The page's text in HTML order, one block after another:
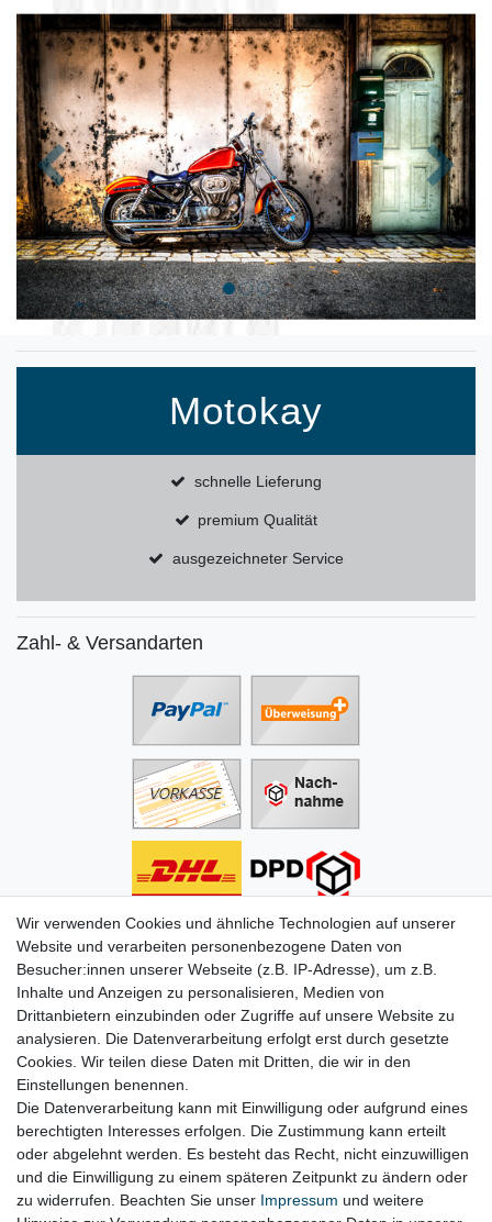
Zurück
Motokay
schnelle Lieferung
premium Qualität
ausgezeichneter Service
Zahl- & Versandarten
Informationen
Zahlung
Versand & Lieferung
Batterien & Pfand
Altölverordnung
Infos zum Elektrogesetz
ODR-Verordnung
FAQs
Hilfe
Kontakt
Mein Konto
Wir verwenden Cookies und ähnliche Technologien auf unserer
Website und verarbeiten personenbezogene Daten von
Besucher:innen unserer Webseite (z.B. IP-Adresse), um z.B.
Inhalte und Anzeigen zu personalisieren, Medien von
Drittanbietern einzubinden oder Zugriffe auf unsere Website zu
analysieren. Die Datenverarbeitung erfolgt erst durch gesetzte
Cookies. Wir teilen diese Daten mit Dritten, die wir in den
Einstellungen benennen.
Die Datenverarbeitung kann mit Einwilligung oder aufgrund eines
berechtigten Interesses erfolgen. Die Zustimmung kann erteilt
oder abgelehnt werden. Es besteht das Recht, nicht einzuwilligen
und die Einwilligung zu einem späteren Zeitpunkt zu ändern oder
zu widerrufen. Beachten Sie unser Impressum und weitere